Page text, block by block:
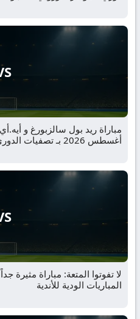
أغسطس 2026 بـ تصفيات الدوري الاوروبي – الدور 3
لا تفوتوا المتعة: مباراة مثيرة
المباريات الودية للأندية